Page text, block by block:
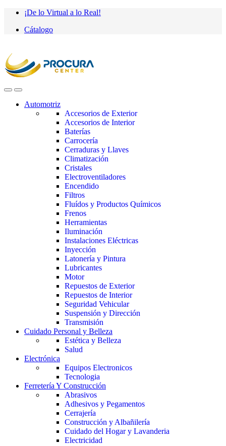
Saltar
navegación
saltar
contenido
¡De lo Virtual a lo Real!
Cátalogo
Automotriz
Accesorios de Exterior
Accesorios de Interior
Baterías
Carrocería
Cerraduras y Llaves
Climatización
Cristales
Electroventiladores
Encendido
Filtros
Fluídos y Productos Químicos
Frenos
Herramientas
Iluminación
Instalaciones Eléctricas
Inyección
Latonería y Pintura
Lubricantes
Motor
Repuestos de Exterior
Repuestos de Interior
Seguridad Vehicular
Suspensión y Dirección
Transmisión
Cuidado Personal y Belleza
Estética y Belleza
Salud
Electrónica
Equipos Electronicos
Tecnologia
Ferretería Y Construcción
Abrasivos
Adhesivos y Pegamentos
Cerrajería
Construcción y Albañilería
Cuidado del Hogar y Lavanderia
Electricidad